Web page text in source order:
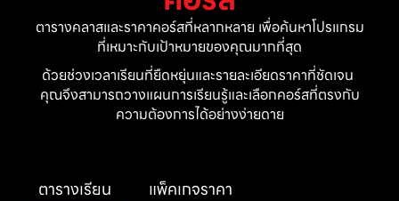
ตารางคลาสและราคาคอร์สที่หลากหลาย เพื่อค้นหาโปรแกรม
ที่เหมาะกับเป้าหมายของคุณมากที่สุด
ด้วยช่วงเวลาเรียนที่ยืดหยุ่นและรายละเอียดราคาที่ชัดเจน
คุณจึงสามารถวางแผนการเรียนรู้และเลือกคอร์สที่ตรงกับ
ความต้องการได้อย่างง่ายดาย
ตารางเรียน แพ็คเกจราคา